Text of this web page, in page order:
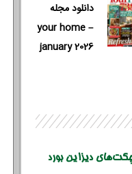
دانلود مجله
your home –
january 2026
دیزاین بورد